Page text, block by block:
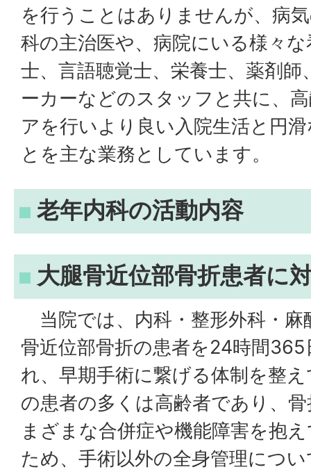
を行うことはありませんが、病
科の主治医や、病院にいる様々
士、言語聴覚士、栄養士、薬剤
ーカーなどのスタッフと共に、
アを行いより良い入院生活と円
とを主な業務としています。
老年内科の活動内容
大腿骨近位部骨折患者に
当院では、内科・整形外科・麻
骨近位部骨折の患者を24時間
れ、早期手術に繋げる体制を整
の患者の多くは高齢者であり、
まざまな合併症や機能障害を抱
ため、手術以外の全身管理につ